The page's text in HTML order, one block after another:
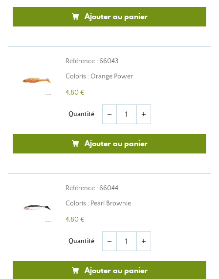
Ajouter au panier
Référence : 66043
Coloris : Orange Power
4,80 €
Quantité remove add
Ajouter au panier
Référence : 66044
Coloris : Pearl Brownie
4,80 €
Quantité remove add
Ajouter au panier